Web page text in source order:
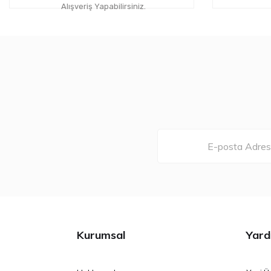
Bu ürüne benzer farklı alternatifler olmalı.
Alışveriş Yapabilirsiniz.
Kurumsal